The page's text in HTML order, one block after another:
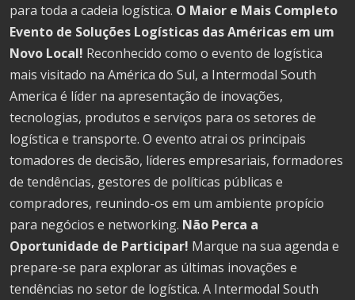
para toda a cadeia logística. O Maior e Mais Completo
Evento de Soluções Logísticas das Américas em um
Novo Local! Reconhecido como o evento de logística
mais visitado na América do Sul, a Intermodal South
America é líder na apresentação de inovações,
tecnologias, produtos e serviços para os setores de
logística e transporte. O evento atrai os principais
tomadores de decisão, líderes empresariais, formadores
de tendências, gestores de políticas públicas e
compradores, reunindo-os em um ambiente propício
para negócios e networking. Não Perca a
Oportunidade de Participar! Marque na sua agenda e
prepare-se para explorar as últimas inovações e
tendências no setor de logística. A Intermodal South